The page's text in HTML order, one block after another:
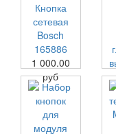
Кнопка
сетевая
Bosch
165886
1 000.00
руб